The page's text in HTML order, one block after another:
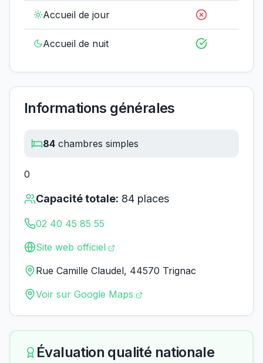
Accueil de jour
Accueil de nuit
Informations générales
84 chambres simples
0
Capacité totale: 84 places
02 40 45 85 55
Site web officiel
Rue Camille Claudel, 44570 Trignac
Voir sur Google Maps
Évaluation qualité nationale